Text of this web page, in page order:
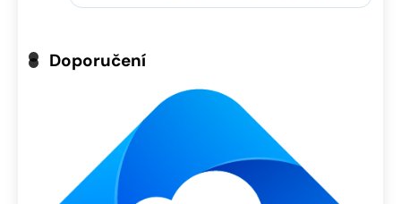
Doporučení